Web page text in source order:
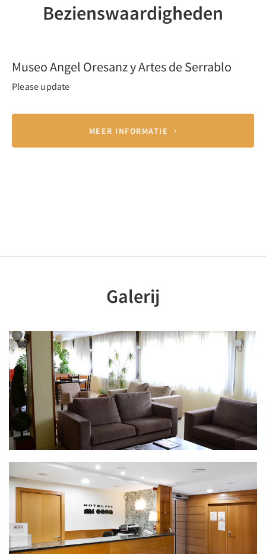
Bezienswaardigheden
Museo Angel Oresanz y Artes de Serrablo
Please update
MEER INFORMATIE
Galerij